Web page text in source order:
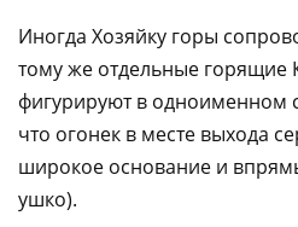
Иногда Хозяйку горы
тому же отдельные
фигурируют в одноименном
что огонек в месте выхода
широкое основание и
ушко).